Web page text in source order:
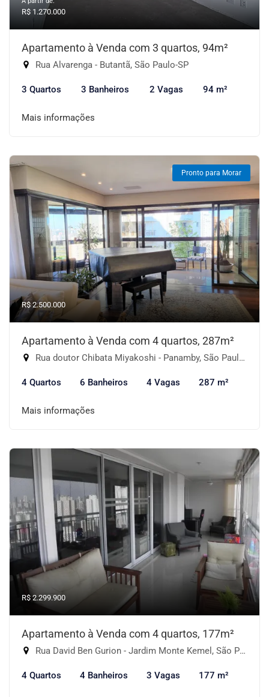
R$ 1.270.000
Apartamento à Venda com 3 quartos, 94m²
Rua Alvarenga - Butantã, São Paulo-SP
3 Quartos 3 Banheiros 2 Vagas 94 m²
Mais informações
Pronto para Morar
R$ 2.500.000
Apartamento à Venda com 4 quartos, 287m²
Rua doutor Chibata Miyakoshi - Panamby, São Paulo-SP
4 Quartos 6 Banheiros 4 Vagas 287 m²
Mais informações
R$ 2.299.900
Apartamento à Venda com 4 quartos, 177m²
Rua David Ben Gurion - Jardim Monte Kemel, São Paulo-SP
4 Quartos 4 Banheiros 3 Vagas 177 m²